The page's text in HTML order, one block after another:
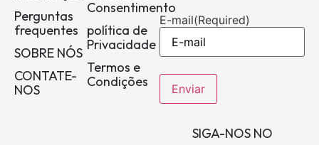
Perguntas
frequentes
SOBRE NÓS
CONTATE-
NOS
Consentimento
política de
Privacidade
Termos e
Condições
E-mail(Required)
SIGA-NOS NO